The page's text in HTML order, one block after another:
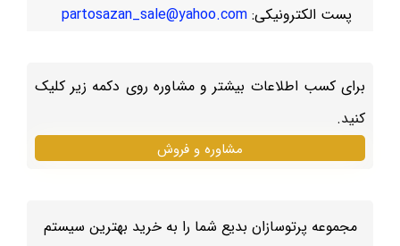
پست الکترونیکی: partosazan_sale@yahoo.com
برای کسب اطلاعات بیشتر و مشاوره روی دکمه زیر کلیک
کنید.
مشاوره و فروش
مجموعه پرتوسازان بدیع شما را به خرید بهترین سیستم